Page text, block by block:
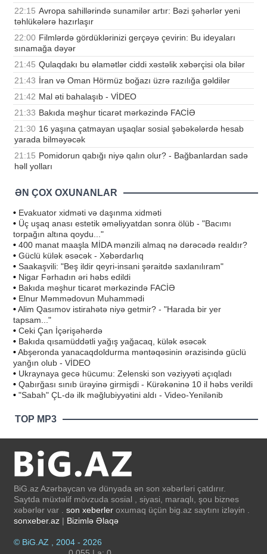
22:15 Avropa sahillərində sunamilər artır: Bəzi şəhərlər yeni
təhlükələrə hazırlaşır
22:00 Filmlərdə gördüklərinizi gerçəyə çevirin: Bu ideyaları
sınamağa dəyər
21:45 Qulaqdakı bu əlamətlər ciddi xəstəlik xəbərçisi ola bilər
21:43 İran və Oman Hörmüz boğazı üzrə razılığa gəldilər
21:42 Mal əti bahalaşıb - VİDEO
21:33 Bakıda məşhur ticarət mərkəzində FACİƏ
21:30 16 yaşına çatmayan uşaqlar sosial şəbəkələrdə hesab
yarada bilməyəcək
21:15 Pomidorun qabığı niyə qalın olur? - Bağbanlardan sadə
həll yolları
ƏN ÇOX OXUNANLAR
• Evakuator xidməti və daşınma xidməti
• Üç uşaq anası estetik əməliyyatdan sonra ölüb - "Bacımı
torpağın altına qoydu..."
• 400 manat maaşla MİDA mənzili almaq nə dərəcədə realdır?
• Güclü külək əsəcək - Xəbərdarlıq
• Saakaşvili: "Beş ildir qeyri-insani şəraitdə saxlanılıram"
• Nigar Fərhadın əri həbs edildi
• Bakıda məşhur ticarət mərkəzində FACİƏ
• Elnur Məmmədovun Muhammədi
•Alim Qasımov istirahətə niyə getmir? - "Harada bir yer
tapsam..."
• Ceki Çan İçərişəhərdə
• Bakıda qısamüddətli yağış yağacaq, külək əsəcək
•Abşeronda yanacaqdoldurma məntəqəsinin ərazisində güclü
yanğın olub - VİDEO
• Ukraynaya gecə hücumu: Zelenski son vəziyyəti açıqladı
• Qabırğası sınıb ürəyinə girmişdi - Kürəkəninə 10 il həbs verildi
• "Sabah" ÇL-də ilk məğlubiyyətini aldı - Video-Yenilənib
TOP MP3
BiG.az Azərbaycan və dünyada ən son xəbərləri çatdırır.
Saytda müxtəlif mövzuda sosial , siyasi, maraqlı, şou biznes
xəbərlər var . son xeberler oxumaq üçün big.az saytını izləyin .
sonxeber.az | Bizimlə Əlaqə
© BiG.AZ , 2004 - 2026